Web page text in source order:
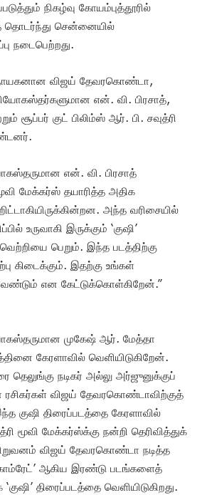
நிகழ்வு கோயம்புத்தூரில்
சென்னையில்
நடைபெற்றது.
விஜய் தேவரகொண்டா,
என். வி. பிரசாத்,
சூப்பர் குட் பிலிம்ஸ் ஆர். பி. சவுத்ரி
என். வி. பிரசாத்
மேக்கர்ஸ் தயாரித்த அதிக
அந்த வரிசையில்
உருவாகி இருக்கும் ‘குஷி’
பெறும். இந்த படத்திற்கு
கிடைக்கும். இதற்கு உங்கள்
என கேட்டுக்கொள்கிறேன்.”
முகேஷ் ஆர். மேத்தா
கேரளாவில் வெளியிடுகிறேன்.
நடிகர் அல்லு அர்ஜுனுக்குப்
ரசிகர்கள் விஜய் தேவரகொண்டாவிற்குத்
குஷி திரைப்படத்தை கேரளாவில்
மூவி மேக்கர்ஸ்க்கு நன்றி தெரிவித்துக்
விஜய் தேவரகொண்டா நடித்த
காம்ரேட்’ ஆகிய இரண்டு படங்களைத்
திரைப்படத்தை வெளியிடுகிறது.